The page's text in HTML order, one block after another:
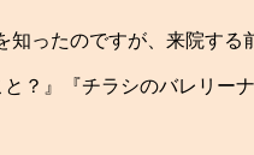
知ったのですが、来院す
と？』『チラシのバレリ